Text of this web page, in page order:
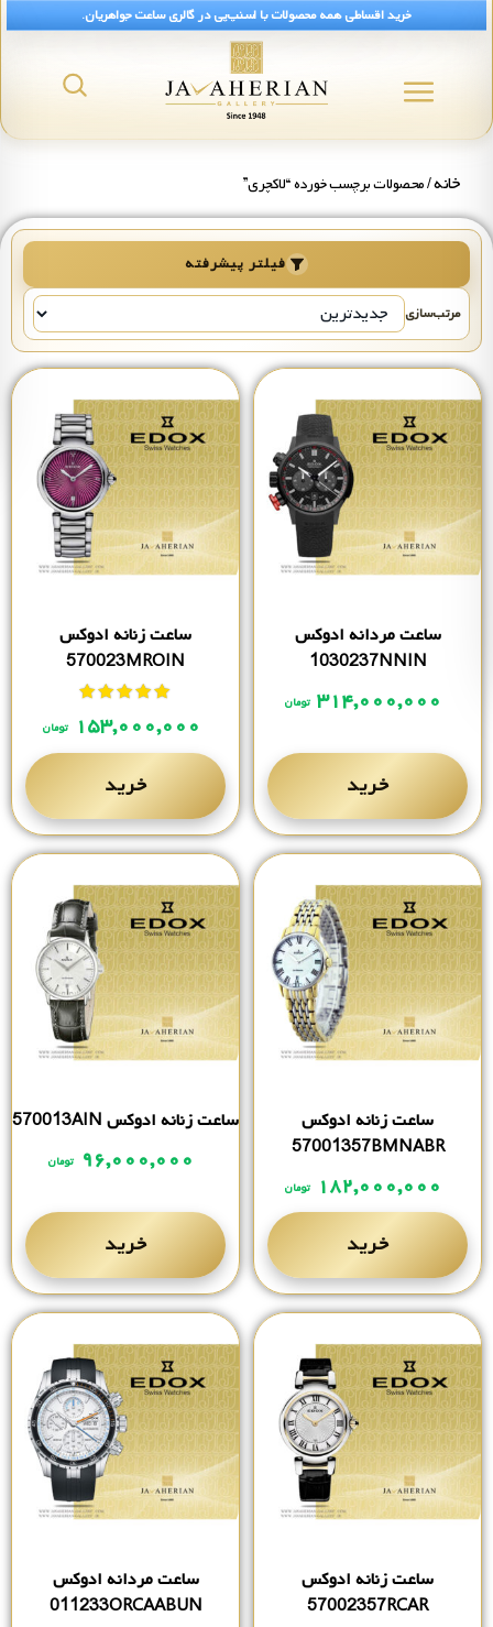
خرید اقساطی همه محصولات با اسنپ‌پی در گالری ساعت جواهریان.
خانه/ محصولات برچسب خورده “لاکچری”
فیلتر پیشرفته
مرتب‌سازی
ساعت مردانه ادوکس
1030237NNIN
۳۱۴,۰۰۰,۰۰۰ تومان
خرید
ساعت زنانه ادوکس
570023MROIN
از 5
۱۵۳,۰۰۰,۰۰۰ تومان
خرید
ساعت زنانه ادوکس
57001357BMNABR
۱۸۲,۰۰۰,۰۰۰ تومان
خرید
ساعت زنانه ادوکس 570013AIN
۹۶,۰۰۰,۰۰۰ تومان
خرید
ساعت زنانه ادوکس
57002357RCAR
ساعت مردانه ادوکس
011233ORCAABUN